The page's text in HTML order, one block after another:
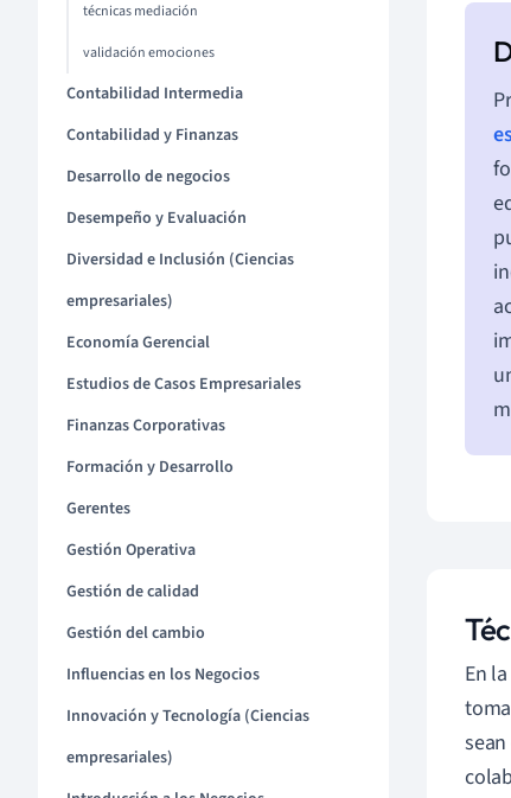
técnicas mediación
validación emociones
Contabilidad Intermedia
Contabilidad y Finanzas
Desarrollo de negocios
Desempeño y Evaluación
Diversidad e Inclusión (Ciencias
empresariales)
Economía Gerencial
Estudios de Casos Empresariales
Finanzas Corporativas
Formación y Desarrollo
Gerentes
Gestión Operativa
Gestión de calidad
Gestión del cambio
Influencias en los Negocios
Innovación y Tecnología (Ciencias
empresariales)
En la